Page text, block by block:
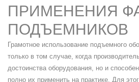
ПРИМЕНЕНИЯ
ПОДЪЕМНИКОВ
Грамотное использование подъемного
только в том случае, когда
достоинства оборудования, но и
полно их применить на практике. Для